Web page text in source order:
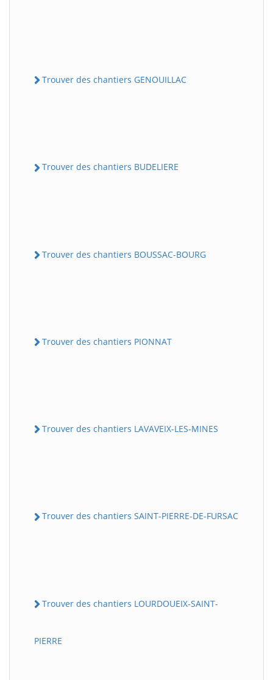
Trouver des chantiers GENOUILLAC
Trouver des chantiers BUDELIERE
Trouver des chantiers BOUSSAC-BOURG
Trouver des chantiers PIONNAT
Trouver des chantiers LAVAVEIX-LES-MINES
Trouver des chantiers SAINT-PIERRE-DE-FURSAC
Trouver des chantiers LOURDOUEIX-SAINT-
PIERRE